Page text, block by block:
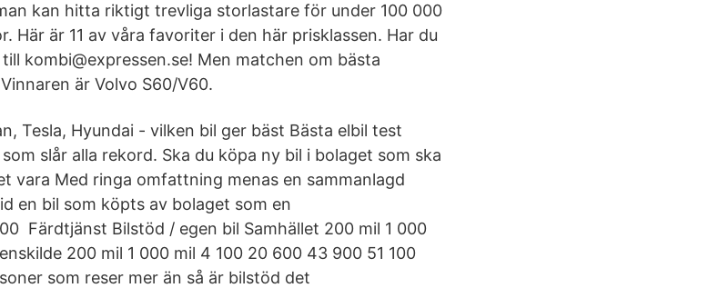
kan hitta riktigt trevliga storlastare för under 100 000
Här är 11 av våra favoriter i den här prisklassen. Har du
kombi@expressen.se! Men matchen om bästa
är Volvo S60/V60.
Tesla, Hyundai - vilken bil ger bäst Bästa elbil test
slår alla rekord. Ska du köpa ny bil i bolaget som ska
vara Med ringa omfattning menas en sammanlagd
en bil som köpts av bolaget som en
Färdtjänst Bilstöd / egen bil Samhället 200 mil 1 000
200 mil 1 000 mil 4 100 20 600 43 900 51 100
som reser mer än så är bilstöd det